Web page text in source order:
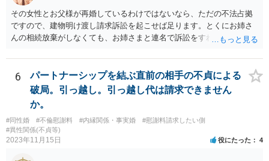
その女性とお父様が再婚しているわけではないなら、ただの不法占拠
ですので、建物明け渡し請求訴訟を起こせば足ります。とくにお姉さ
んの相続放棄がしなくても、お姉さまと連名で訴訟をすればいいだけ
6
パートナーシップを結ぶ直前の相手の不貞による
破局。引っ越し。引っ越し代は請求できません
か。
#同性婚 #不倫慰謝料 #内縁関係・事実婚
#慰謝料請求したい側
#異性関係(不貞等)
2023年11月15日 役にたった 4